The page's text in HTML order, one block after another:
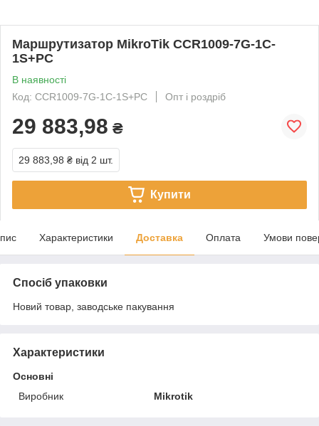
Маршрутизатор MikroTik CCR1009-7G-1C-
1S+PC
В наявності
Код: CCR1009-7G-1C-1S+PC
Опт і роздріб
29 883,98 ₴
29 883,98 ₴ від 2 шт.
Купити
Характеристики Доставка Оплата Умови
Спосіб упаковки
Новий товар, заводське пакування
Характеристики
Основні
Виробник
Mikrotik